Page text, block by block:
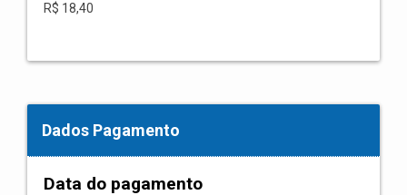
R$ 18,40
Dados Pagamento
Data do pagamento